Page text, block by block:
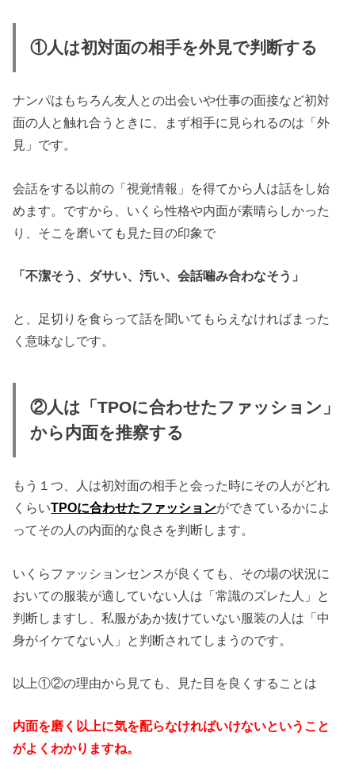
①人は初対面の相手を外見で判断する
ナンパはもちろん友人との出会いや仕事の面接など初対
面の人と触れ合うときに、まず相手に見られるのは「外
見」です。
会話をする以前の「視覚情報」を得てから人は話をし始
めます。ですから、いくら性格や内面が素晴らしかった
り、そこを磨いても見た目の印象で
「不潔そう、ダサい、汚い、会話噛み合わなそう」
と、足切りを食らって話を聞いてもらえなければまった
く意味なしです。
②人は「TPOに合わせたファッション」
から内面を推察する
もう１つ、人は初対面の相手と会った時にその人がどれ
くらいTPOに合わせたファッションができているかによ
ってその人の内面的な良さを判断します。
いくらファッションセンスが良くても、その場の状況に
おいての服装が適していない人は「常識のズレた人」と
判断しますし、私服があか抜けていない服装の人は「中
身がイケてない人」と判断されてしまうのです。
以上①②の理由から見ても、見た目を良くすることは
内面を磨く以上に気を配らなければいけないということ
がよくわかりますね。